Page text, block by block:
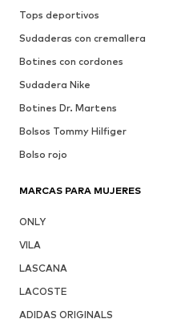
Tops deportivos
Sudaderas con cremallera
Botines con cordones
Sudadera Nike
Botines Dr. Martens
Bolsos Tommy Hilfiger
Bolso rojo
MARCAS PARA MUJERES
ONLY
VILA
LASCANA
LACOSTE
ADIDAS ORIGINALS